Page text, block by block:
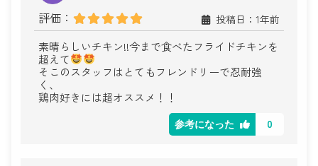
評価：
投稿日：1年前
素晴らしいチキン!!今まで食べたフライドチキンを
超えて
そこのスタッフはとてもフレンドリーで忍耐強
く、
鶏肉好きには超オススメ！！
参考になった 0